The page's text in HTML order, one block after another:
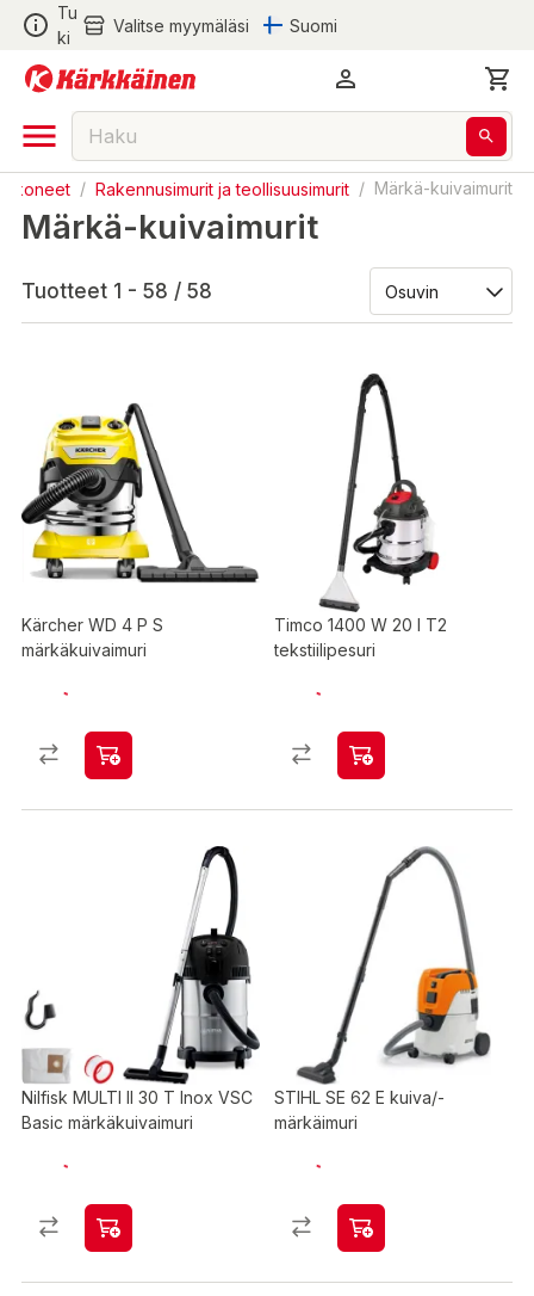
Tu
ki
Valitse myymäläsi Suomi
/ Rakennusimurit ja teollisuusimurit / Märkä-kuivaimurit
Märkä-kuivaimurit
Tuotteet 1 - 58 / 58
Kärcher WD 4 P S
märkäkuivaimuri
Timco 1400 W 20 l T2
tekstiilipesuri
Nilfisk MULTI II 30 T Inox VSC
Basic märkäkuivaimuri
STIHL SE 62 E kuiva/-
märkäimuri